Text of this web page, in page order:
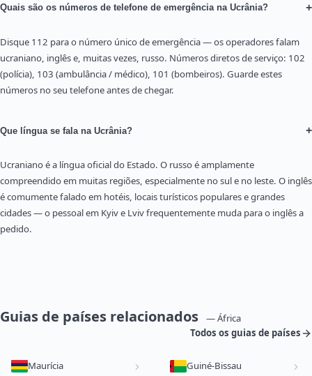
Quais são os números de telefone de emergência na Ucrânia? +
Disque 112 para o número único de emergência — os operadores falam
ucraniano, inglês e, muitas vezes, russo. Números diretos de serviço: 102
(polícia), 103 (ambulância / médico), 101 (bombeiros). Guarde estes
números no seu telefone antes de chegar.
Que língua se fala na Ucrânia? +
Ucraniano é a língua oficial do Estado. O russo é amplamente
compreendido em muitas regiões, especialmente no sul e no leste. O inglês
é comumente falado em hotéis, locais turísticos populares e grandes
cidades — o pessoal em Kyiv e Lviv frequentemente muda para o inglês a
pedido.
Guias de países relacionados
— África
Todos os guias de países
Maurícia Guiné-Bissau